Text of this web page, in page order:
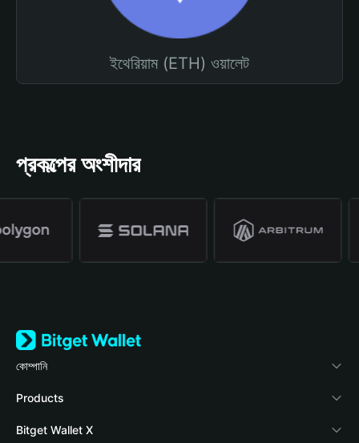
ইথেরিয়াম (ETH) ওয়ালেট
প্রকল্পের অংশীদার
কোম্পানি
Bitget Wallet সম্পর্কে
ব্লগ
Products
Crypto Card
Bitget Wallet X